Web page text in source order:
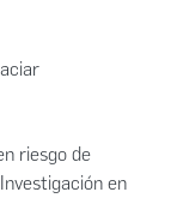
riesgo de
en